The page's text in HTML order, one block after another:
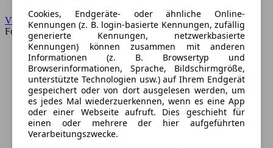
VW
Forum
Cookies, Endgeräte- oder ähnliche Online-
Kennungen (z. B. login-basierte Kennungen, zufällig
generierte Kennungen, netzwerkbasierte
Kennungen) können zusammen mit anderen
Informationen (z. B. Browsertyp und
Browserinformationen, Sprache, Bildschirmgröße,
unterstützte Technologien usw.) auf Ihrem Endgerät
gespeichert oder von dort ausgelesen werden, um
es jedes Mal wiederzuerkennen, wenn es eine App
oder einer Webseite aufruft. Dies geschieht für
einen oder mehrere der hier aufgeführten
Verarbeitungszwecke.